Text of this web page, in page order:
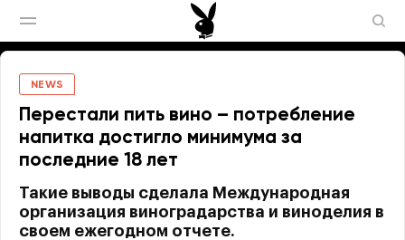
NEWS
Перестали пить вино – потребление
напитка достигло минимума за
последние 18 лет
Такие выводы сделала Международная
организация виноградарства и виноделия в
своем ежегодном отчете.